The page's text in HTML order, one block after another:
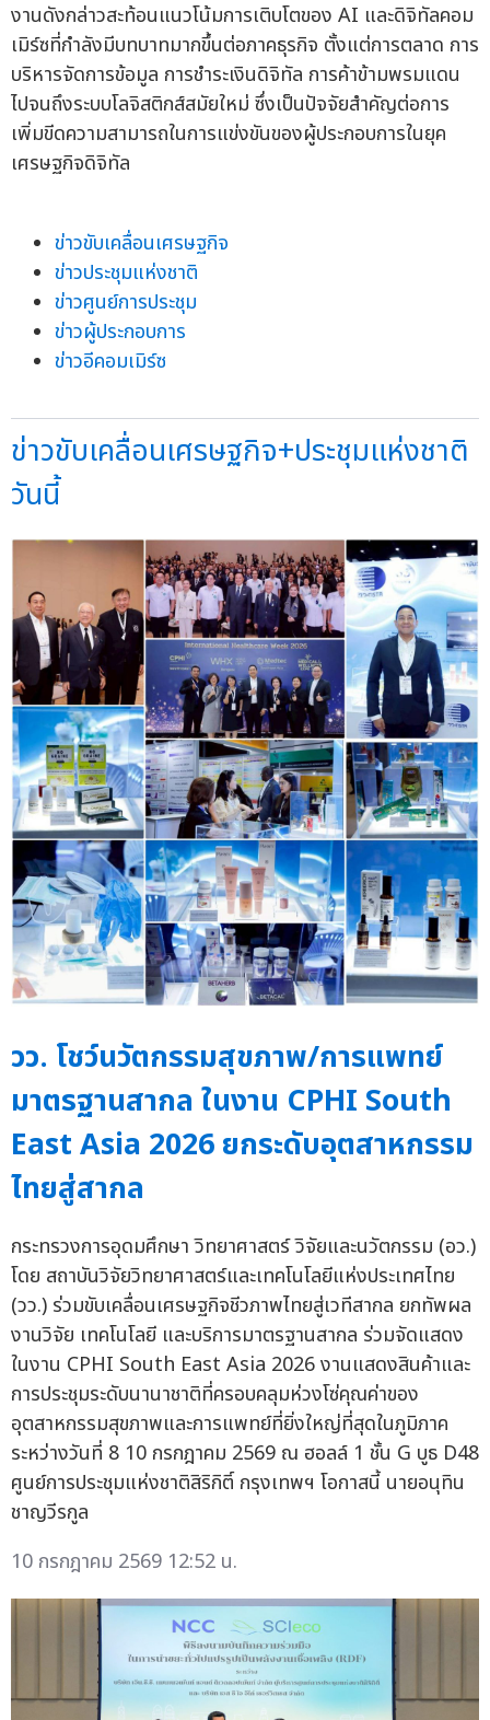
งานดังกล่าวสะท้อนแนวโน้มการเติบโตของ AI และดิจิทัลคอม
เมิร์ซที่กำลังมีบทบาทมากขึ้นต่อภาคธุรกิจ ตั้งแต่การตลาด การ
บริหารจัดการข้อมูล การชำระเงินดิจิทัล การค้าข้ามพรมแดน
ไปจนถึงระบบโลจิสติกส์สมัยใหม่ ซึ่งเป็นปัจจัยสำคัญต่อการ
เพิ่มขีดความสามารถในการแข่งขันของผู้ประกอบการในยุค
เศรษฐกิจดิจิทัล
ข่าวขับเคลื่อนเศรษฐกิจ
ข่าวประชุมแห่งชาติ
ข่าวศูนย์การประชุม
ข่าวผู้ประกอบการ
ข่าวอีคอมเมิร์ซ
ข่าวขับเคลื่อนเศรษฐกิจ+ประชุมแห่งชาติ
วันนี้
วว. โชว์นวัตกรรมสุขภาพ/การแพทย์
มาตรฐานสากล ในงาน CPHI South
East Asia 2026 ยกระดับอุตสาหกรรม
ไทยสู่สากล
กระทรวงการอุดมศึกษา วิทยาศาสตร์ วิจัยและนวัตกรรม (อว.)
โดย สถาบันวิจัยวิทยาศาสตร์และเทคโนโลยีแห่งประเทศไทย
(วว.) ร่วมขับเคลื่อนเศรษฐกิจชีวภาพไทยสู่เวทีสากล ยกทัพผล
งานวิจัย เทคโนโลยี และบริการมาตรฐานสากล ร่วมจัดแสดง
ในงาน CPHI South East Asia 2026 งานแสดงสินค้าและ
การประชุมระดับนานาชาติที่ครอบคลุมห่วงโซ่คุณค่าของ
อุตสาหกรรมสุขภาพและการแพทย์ที่ยิ่งใหญ่ที่สุดในภูมิภาค
ระหว่างวันที่ 8 10 กรกฎาคม 2569 ณ ฮอลล์ 1 ชั้น G บูธ D48
ศูนย์การประชุมแห่งชาติสิริกิติ์ กรุงเทพฯ โอกาสนี้ นายอนุทิน
ชาญวีรกูล
10 กรกฎาคม 2569 12:52 น.